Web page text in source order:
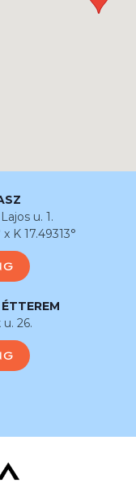
u. 1.
K 17.49313°
26.